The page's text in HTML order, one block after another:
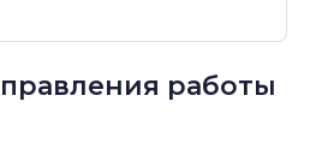
работы